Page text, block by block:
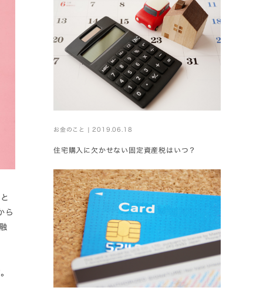
ら
お金のこと | 2019.06.18
住宅購入に欠かせない固定資産税はいつ？